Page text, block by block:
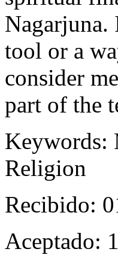
Nagarjuna.
tool or a
consider
part of the
Keywords:
Religion
Recibido:
Aceptado: